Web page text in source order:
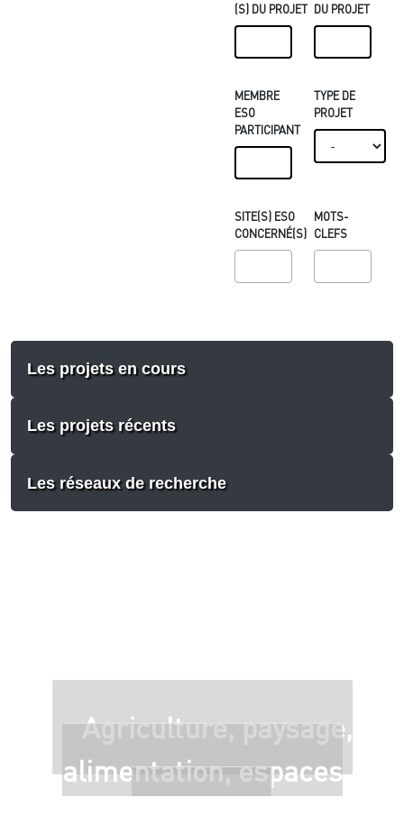
(S) DU PROJET DU PROJET
MEMBRE
ESO
PARTICIPANT
TYPE DE
PROJET
SITE(S) ESO
CONCERNÉ(S)
MOTS-
CLEFS
Les projets en cours
Les projets récents
Les réseaux de recherche
Agriculture, paysage,
alimentation, espaces